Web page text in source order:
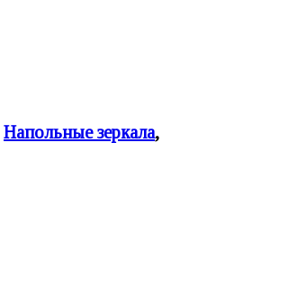
Напольные зеркала,